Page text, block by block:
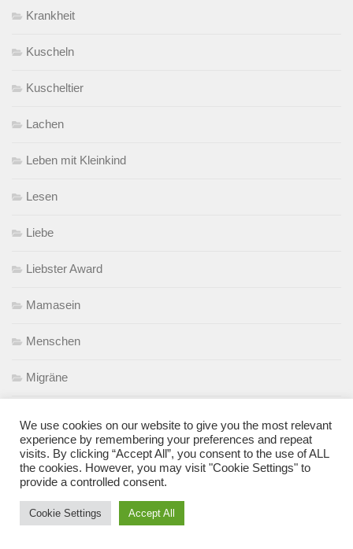
Krankheit
Kuscheln
Kuscheltier
Lachen
Leben mit Kleinkind
Lesen
Liebe
Liebster Award
Mamasein
Menschen
Migräne
Musik
Nachhaltigkeit
We use cookies on our website to give you the most relevant
experience by remembering your preferences and repeat
visits. By clicking “Accept All”, you consent to the use of ALL
the cookies. However, you may visit "Cookie Settings" to
provide a controlled consent.
Cookie Settings Accept All